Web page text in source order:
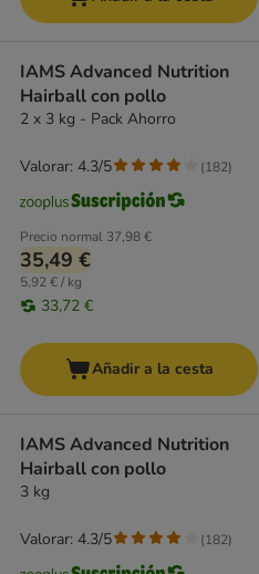
IAMS Advanced Nutrition
Hairball con pollo
2 x 3 kg - Pack Ahorro
Precio normal 37,98 €
35,49 €
5,92 € / kg
33,72 €
Valorar: 4.3/5 (182)
Añadir a la cesta
IAMS Advanced Nutrition
Hairball con pollo
3 kg
Valorar: 4.3/5 (182)